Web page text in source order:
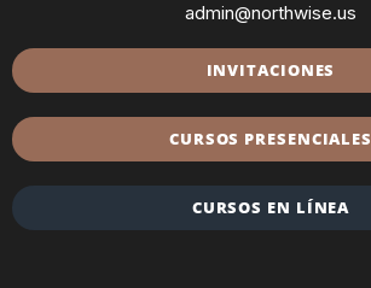
admin@northwise.us
INVITACIONES
CURSOS PRESENCIALES
CURSOS EN LÍNEA